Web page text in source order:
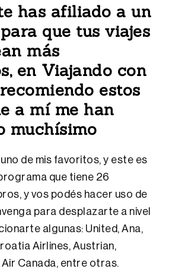
has afiliado a un
que tus viajes
más
en Viajando con
estos
a mí me han
muchísimo
de mis favoritos, y este es
que tiene 26
y vos podés hacer uso de
para desplazarte a nivel
algunas: United, Ana,
Airlines, Austrian,
Air Canada, entre otras.